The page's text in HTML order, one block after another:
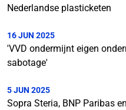
Nederlandse plasticketen
16 JUN 2025
'VVD ondermijnt eigen
sabotage'
5 JUN 2025
Sopra Steria, BNP Paribas